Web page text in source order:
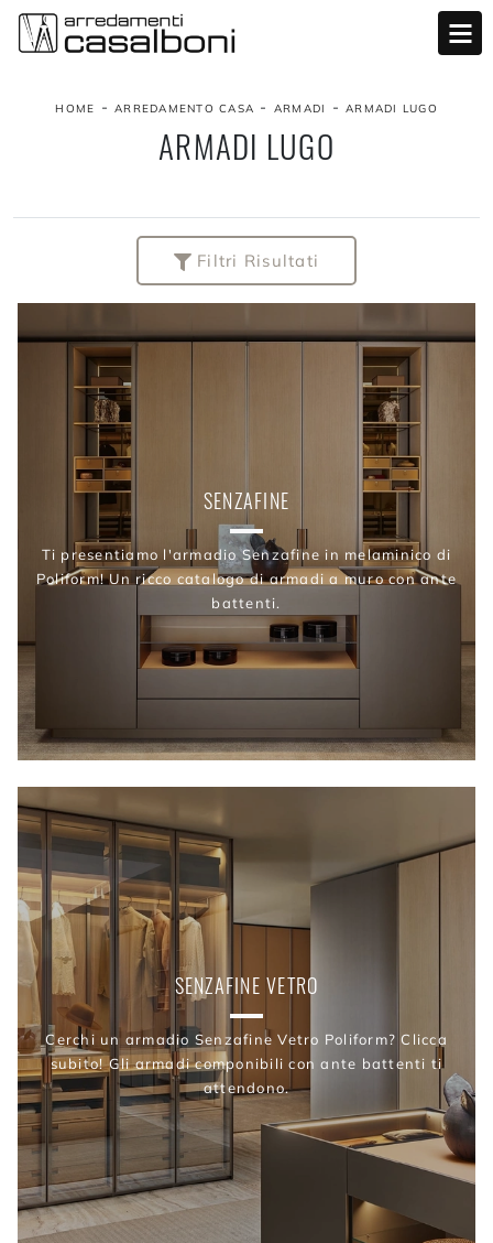
HOME - ARREDAMENTO CASA - ARMADI - ARMADI LUGO
ARMADI LUGO
Filtri Risultati
SENZAFINE
Ti presentiamo l'armadio Senzafine in melaminico di
Poliform! Un ricco catalogo di armadi a muro con ante
battenti.
SENZAFINE VETRO
Cerchi un armadio Senzafine Vetro Poliform? Clicca
subito! Gli armadi componibili con ante battenti ti
attendono.